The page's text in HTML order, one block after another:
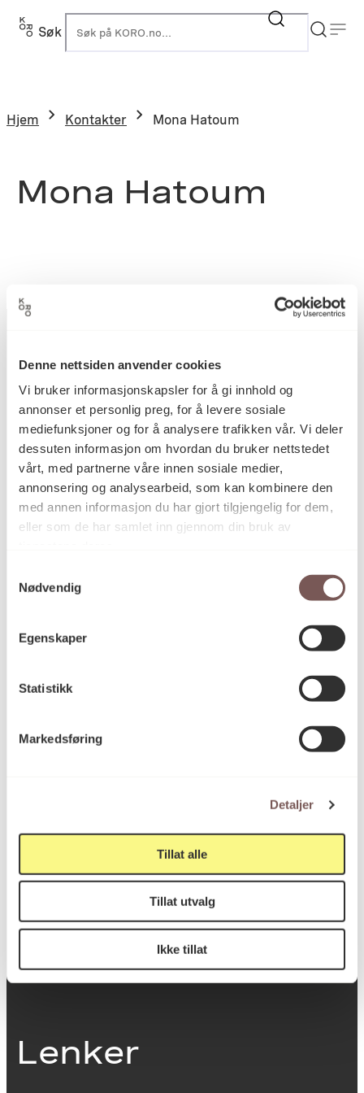
Denne nettsiden anvender cookies
Vi bruker informasjonskapsler for å gi innhold og
annonser et personlig preg, for å levere sosiale
mediefunksjoner og for å analysere trafikken vår. Vi deler
dessuten informasjon om hvordan du bruker nettstedet
vårt, med partnerne våre innen sosiale medier,
annonsering og analysearbeid, som kan kombinere den
med annen informasjon du har gjort tilgjengelig for dem,
eller som de har samlet inn gjennom din bruk av
Nødvendig
Egenskaper
Statistikk
Markedsføring
Detaljer
Tillat alle
Tillat utvalg
Ikke tillat
Søk
Hjem Kontakter Mona Hatoum
Mona Hatoum
Postadresse
Postboks 6994
St. Olavs plass
0130 Oslo
post@koro.no
Besøksadresse
Victoria Terrasse 11
0251 Oslo
Viktig info
Utbetaling og fakturering
Om opphavsrett
Dokumentasjonsskjema
Last ned logo
Lenker